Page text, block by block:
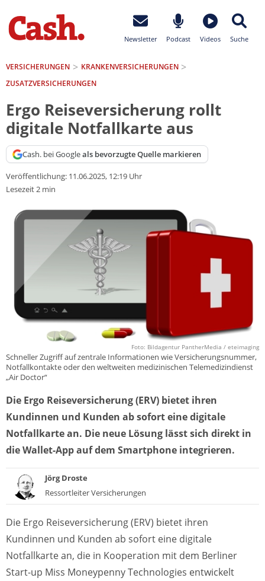
Newsletter Podcast Videos Suche
VERSICHERUNGEN
KRANKEN­VERSICHERUNGEN
ZUSATZVERSICHERUNGEN
Ergo Reiseversicherung rollt
digitale Notfallkarte aus
Cash. bei Googleals bevorzugte Quelle markieren
Veröffentlichung: 11.06.2025, 12:19 Uhr
Lesezeit 2 min
Foto: Bildagentur PantherMedia / eteimaging
Schneller Zugriff auf zentrale Informationen wie Versicherungsnummer,
Notfallkontakte oder den weltweiten medizinischen Telemedizindienst
„Air Doctor“
Die Ergo Reiseversicherung (ERV) bietet ihren
Kundinnen und Kunden ab sofort eine digitale
Notfallkarte an. Die neue Lösung lässt sich direkt in
die Wallet-App auf dem Smartphone integrieren.
Jörg Droste
Ressortleiter Versicherungen
Die Ergo Reiseversicherung (ERV) bietet ihren
Kundinnen und Kunden ab sofort eine digitale
Notfallkarte an, die in Kooperation mit dem Berliner
Start-up Miss Moneypenny Technologies entwickelt